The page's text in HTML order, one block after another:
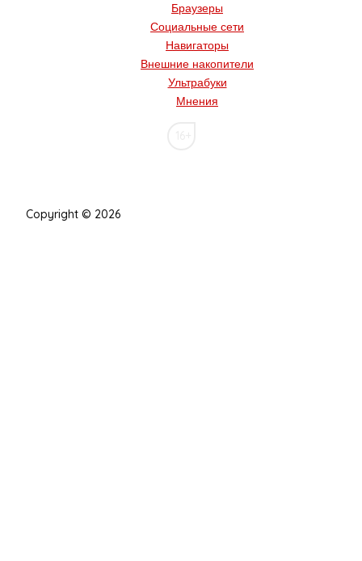
Браузеры
Социальные сети
Навигаторы
Внешние накопители
Ультрабуки
Мнения
Copyright © 2026